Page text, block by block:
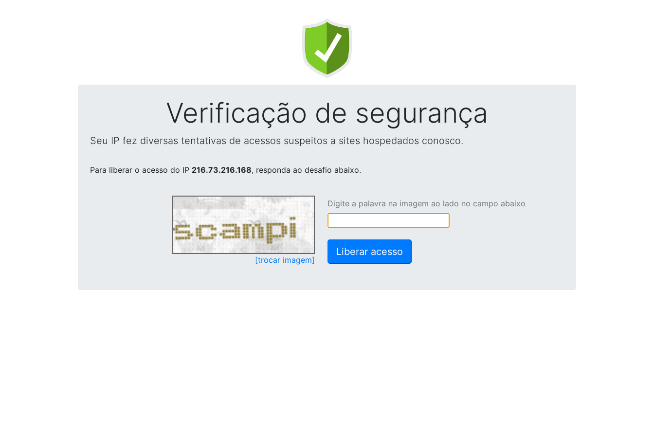
Verificação de segurança
Seu IP fez diversas tentativas de acessos suspeitos a sites hospedados conosco.
Para liberar o acesso do IP 216.73.216.168, responda ao desafio abaixo.
[trocar imagem]
Digite a palavra na imagem ao lado no campo abaixo